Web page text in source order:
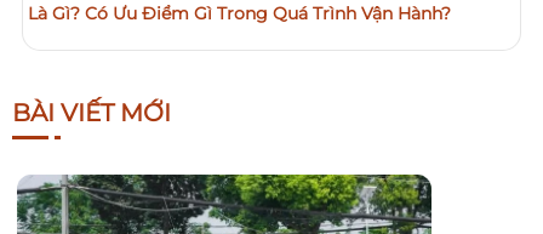
Là Gì? Có Ưu Điểm Gì Trong Quá Trình Vận Hành?
BÀI VIẾT MỚI